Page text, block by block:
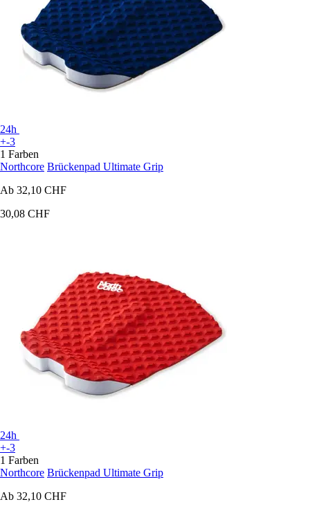
24h
+-3
1 Farben
Northcore Brückenpad Ultimate Grip
Ab 32,10 CHF
30,08 CHF
24h
+-3
1 Farben
Northcore Brückenpad Ultimate Grip
Ab 32,10 CHF